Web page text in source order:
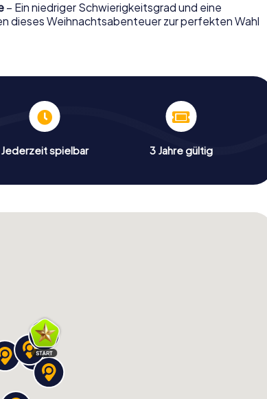
– Ein niedriger Schwierigkeitsgrad und eine
dieses Weihnachtsabenteuer zur perfekten Wahl
Jederzeit spielbar 3 Jahre gültig